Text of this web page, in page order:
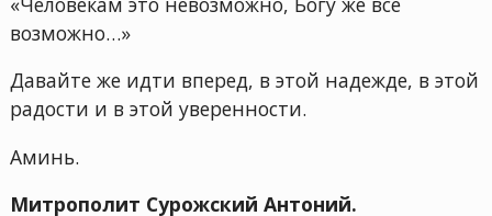
возможно…»
Давайте же идти вперед, в этой надежде, в этой
радости и в этой уверенности.
Аминь.
Митрополит Сурожский Антоний.